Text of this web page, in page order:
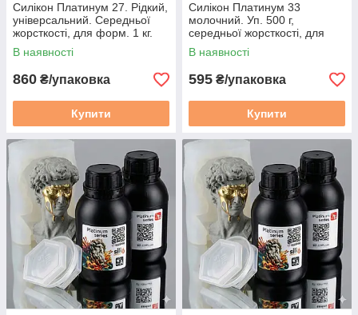
Силікон Платинум 27. Рідкий,
універсальний. Середньої
жорсткості, для форм. 1 кг.
Молочний
В наявності
860 ₴/упаковка
Купити
Силікон Платинум 33
молочний. Уп. 500 г,
середньої жорсткості, для
форм
В наявності
595 ₴/упаковка
Купити